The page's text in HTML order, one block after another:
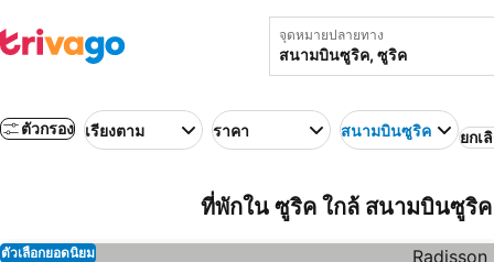
จุดหมายปลายทาง
ตัวกรอง เรียงตาม ราคา สนามบินซูริค ยกเ
ที่พักใน ซูริค ใกล้ สนามบินซูริ
ตัวเลือกยอดนิยม